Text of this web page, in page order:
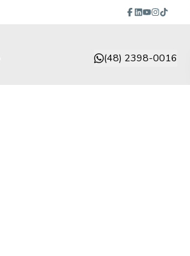
(48) 2398-0016